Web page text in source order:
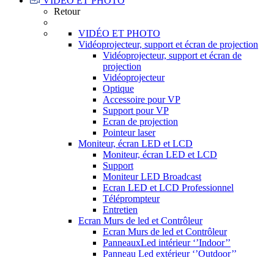
Retour
VIDÉO ET PHOTO
Vidéoprojecteur, support et écran de projection
Vidéoprojecteur, support et écran de
projection
Vidéoprojecteur
Optique
Accessoire pour VP
Support pour VP
Ecran de projection
Pointeur laser
Moniteur, écran LED et LCD
Moniteur, écran LED et LCD
Support
Moniteur LED Broadcast
Ecran LED et LCD Professionnel
Téléprompteur
Entretien
Ecran Murs de led et Contrôleur
Ecran Murs de led et Contrôleur
PanneauxLed intérieur ‘’Indoor’’
Panneau Led extérieur ‘’Outdoor’’